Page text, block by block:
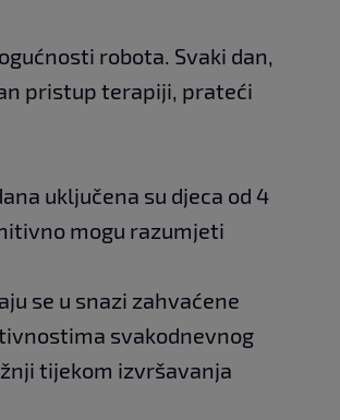
robota. Svaki dan,
pristup terapiji, prateći
uključena su djeca od 4
mogu razumjeti
se u snazi zahvaćene
svakodnevnog
tijekom izvršavanja